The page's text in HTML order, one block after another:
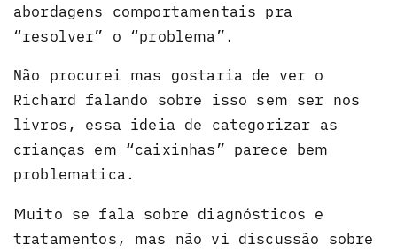
abordagens comportamentais pra
“resolver” o “problema”.
Não procurei mas gostaria de ver o
Richard falando sobre isso sem ser nos
livros, essa ideia de categorizar as
crianças em “caixinhas” parece bem
problematica.
Muito se fala sobre diagnósticos e
tratamentos, mas não vi discussão sobre